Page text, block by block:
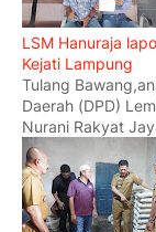
LSM Hanuraja
Kejati Lampung
Tulang
Daerah (DPD)
Nurani Rakyat